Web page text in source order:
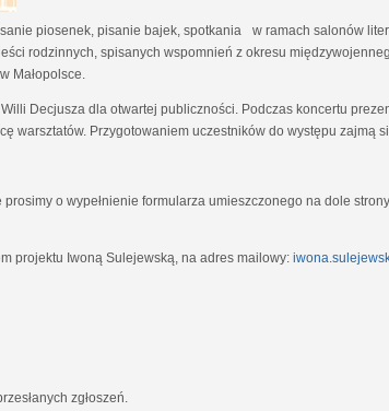
piosenek, pisanie bajek, spotkania w ramach salonów
rodzinnych, spisanych wspomnień z okresu
Małopolsce.
Decjusza dla otwartej publiczności. Podczas koncertu
warsztatów. Przygotowaniem uczestników do występu zajmą
o wypełnienie formularza umieszczonego na dole
projektu Iwoną Sulejewską, na adres mailowy:
zgłoszeń.